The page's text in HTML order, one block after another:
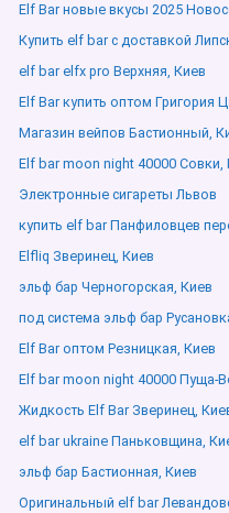
Elf Bar новые вкусы 2025
Купить elf bar с доставкой
elf bar elfx pro Верхняя, Киев
Elf Bar купить оптом Григория
Магазин вейпов Бастионный,
Elf bar moon night 40000 Совки,
Электронные сигареты Львов
купить elf bar Панфиловцев
Elfliq Зверинец, Киев
эльф бар Черногорская, Киев
под система эльф бар
Elf Bar оптом Резницкая, Киев
Elf bar moon night 40000 Пуща-
Жидкость Elf Bar Зверинец,
elf bar ukraine Паньковщина,
эльф бар Бастионная, Киев
Оригинальный elf bar